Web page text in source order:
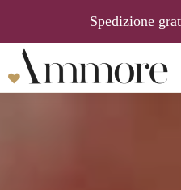
Spedizione
Passa
al